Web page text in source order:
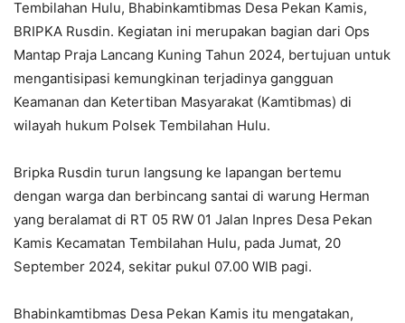
Tembilahan Hulu, Bhabinkamtibmas Desa Pekan Kamis,
BRIPKA Rusdin. Kegiatan ini merupakan bagian dari Ops
Mantap Praja Lancang Kuning Tahun 2024, bertujuan untuk
mengantisipasi kemungkinan terjadinya gangguan
Keamanan dan Ketertiban Masyarakat (Kamtibmas) di
wilayah hukum Polsek Tembilahan Hulu.
Bripka Rusdin turun langsung ke lapangan bertemu
dengan warga dan berbincang santai di warung Herman
yang beralamat di RT 05 RW 01 Jalan Inpres Desa Pekan
Kamis Kecamatan Tembilahan Hulu, pada Jumat, 20
September 2024, sekitar pukul 07.00 WIB pagi.
Bhabinkamtibmas Desa Pekan Kamis itu mengatakan,